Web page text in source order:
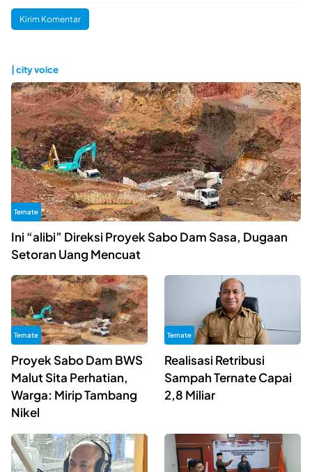
| city voice
Ternate
Ini “alibi” Direksi Proyek Sabo Dam Sasa, Dugaan
Setoran Uang Mencuat
Ternate
Proyek Sabo Dam BWS
Malut Sita Perhatian,
Warga: Mirip Tambang
Nikel
Ternate
Realisasi Retribusi
Sampah Ternate Capai
2,8 Miliar